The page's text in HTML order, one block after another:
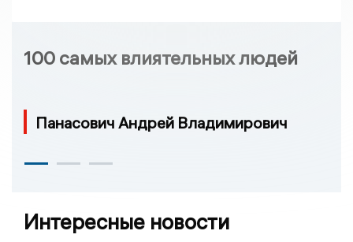
100 самых влиятельных людей
Панасович Андрей Владимирович
Интересные новости